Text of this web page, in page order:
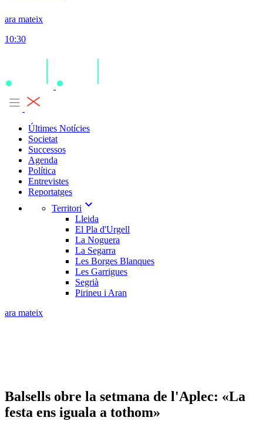
ara mateix
10:30
Últimes Notícies
Societat
Successos
Agenda
Política
Entrevistes
Reportatges
Territori expand_more
Lleida
El Pla d'Urgell
La Noguera
La Segarra
Les Borges Blanques
Les Garrigues
Segrià
Pirineu i Aran
ara mateix
Balsells obre la setmana de l'Aplec: «La
festa ens iguala a tothom»